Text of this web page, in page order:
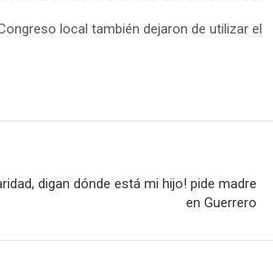
local también dejaron de utilizar el
digan dónde está mi hijo! pide madre
en Guerrero